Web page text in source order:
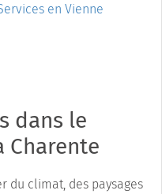
en Vienne
dans le
Charente
du climat, des paysages